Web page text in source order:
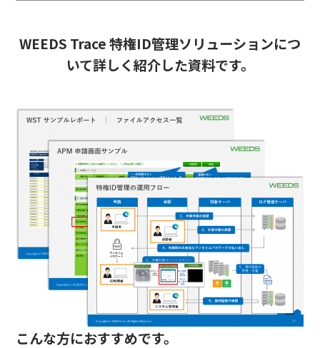
WEEDS Trace 特権ID管理ソリューションにつ
いて詳しく紹介した資料です。
こんな方におすすめです。